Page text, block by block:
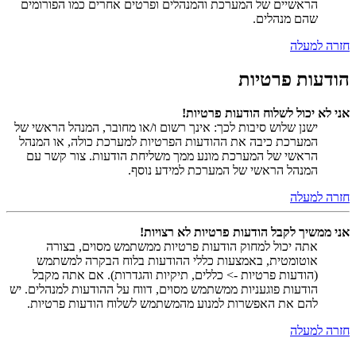
הראשיים של המערכת והמנהלים ופרטים אחרים כמו הפורומים
שהם מנהלים.
חזרה למעלה
הודעות פרטיות
אני לא יכול לשלוח הודעות פרטיות!
ישנן שלוש סיבות לכך: אינך רשום ו/או מחובר, המנהל הראשי של
המערכת כיבה את ההודעות הפרטיות למערכת כולה, או המנהל
הראשי של המערכת מונע ממך משליחת הודעות. צור קשר עם
המנהל הראשי של המערכת למידע נוסף.
חזרה למעלה
אני ממשיך לקבל הודעות פרטיות לא רצויות!
אתה יכול למחוק הודעות פרטיות ממשתמש מסוים, בצורה
אוטומטית, באמצעות כללי ההודעות בלוח הבקרה למשתמש
(הודעות פרטיות -> כללים, תיקיות והגדרות). אם אתה מקבל
הודעות פוגעניות ממשתמש מסוים, דווח על ההודעות למנהלים. יש
להם את האפשרות למנוע מהמשתמש לשלוח הודעות פרטיות.
חזרה למעלה